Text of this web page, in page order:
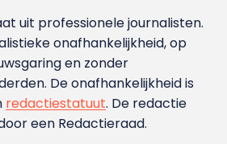
uit professionele journalisten.
onafhankelijkheid, op
en zonder
De onafhankelijkheid is
redactiestatuut. De redactie
een Redactieraad.